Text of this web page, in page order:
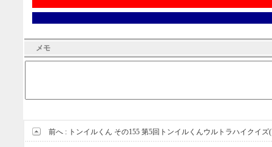
メモ
前へ : トンイルくん その155 第5回トンイルくんウルトラハイクイ